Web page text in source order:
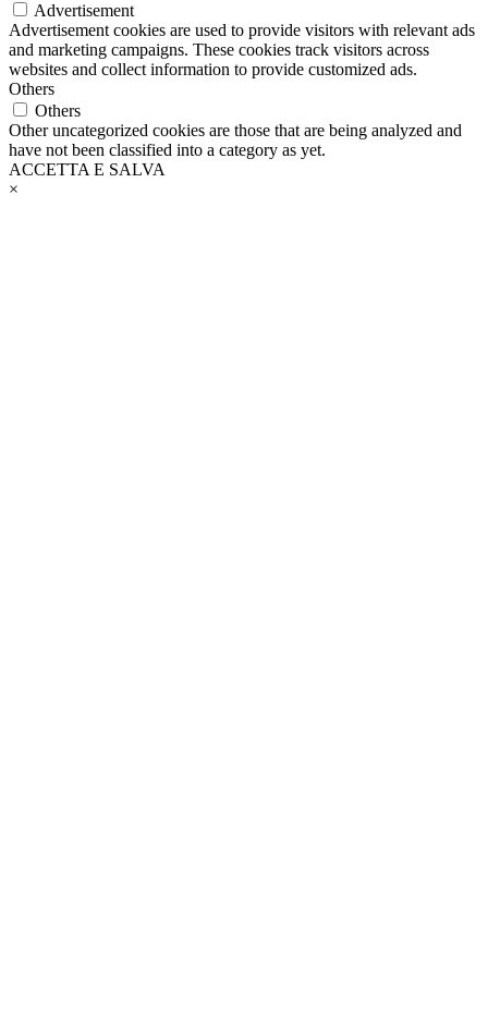
Advertisement
Advertisement cookies are used to provide visitors with relevant ads
and marketing campaigns. These cookies track visitors across
websites and collect information to provide customized ads.
Others
Others
Other uncategorized cookies are those that are being analyzed and
have not been classified into a category as yet.
ACCETTA E SALVA
×